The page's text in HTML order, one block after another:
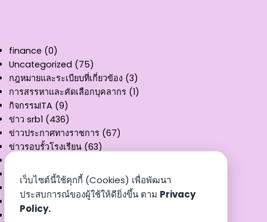
finance (0)
Uncategorized (75)
กฎหมายและระเบียบที่เกี่ยวข้อง (3)
การสรรหาและคัดเลือกบุคลากร (1)
กิจกรรมITA (9)
ข่าว srb1 (436)
ข่าวประกาศทางราชการ (67)
ข่าวรอบรั้วโรงเรียน (63)
ผลงานวิชาการ(3)
รายงานงบทดลอง
(32)
สรุปผลการเบิกจ่าย(8)
หนังสือราชการ
เว็บไซต์นี้ใช้คุกกี้ (Cookies) เพื่อพัฒนา
ประสบการณ์ของผู้ใช้ให้ดียิ่งขึ้น ตาม Privacy
Policy.